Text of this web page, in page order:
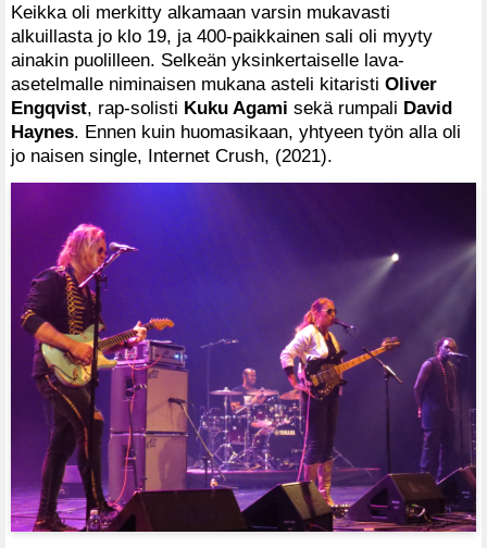
Keikka oli merkitty alkamaan varsin mukavasti
alkuillasta jo klo 19, ja 400-paikkainen sali oli myyty
ainakin puolilleen. Selkeän yksinkertaiselle lava-
asetelmalle niminaisen mukana asteli kitaristi Oliver
Engqvist, rap-solisti Kuku Agami sekä rumpali David
Haynes. Ennen kuin huomasikaan, yhtyeen työn alla oli
jo naisen single, Internet Crush, (2021).